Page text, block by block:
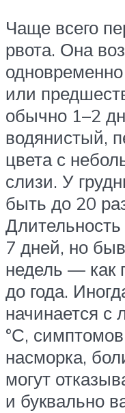
Чаще всего
рвота. Она
или
обычно 1–2
водянистый,
цвета с
слизи. У
быть до 20
7 дней, но
недель — как
до года.
начинается с
°С,
насморка,
могут
и буквально